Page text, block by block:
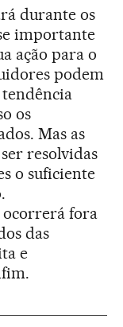
durante os
importante
ação para o
podem
os
Mas as
resolvidas
o suficiente
ocorrerá fora
das
e